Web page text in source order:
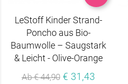
LeStoff Kinder Strand-
Poncho aus Bio-
Baumwolle – Saugstark
& Leicht - Olive-Orange
Ab € 44,90 € 31,43